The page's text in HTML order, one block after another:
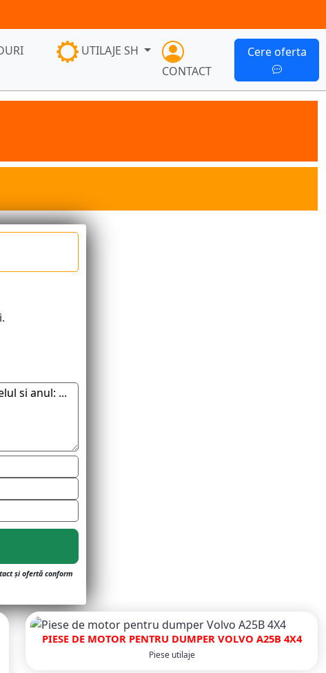
și ofertă conform
PIESE DE MOTOR PENTRU DUMPER VOLVO A25B 4X4
Piese utilaje
UTILAJE SH
CONTACT
Cere oferta